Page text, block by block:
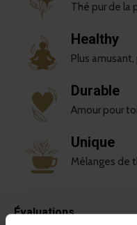
Thé pur de la
Healthy
Plus
Durable
Amour pour
Unique
Mélanges de
Évaluations